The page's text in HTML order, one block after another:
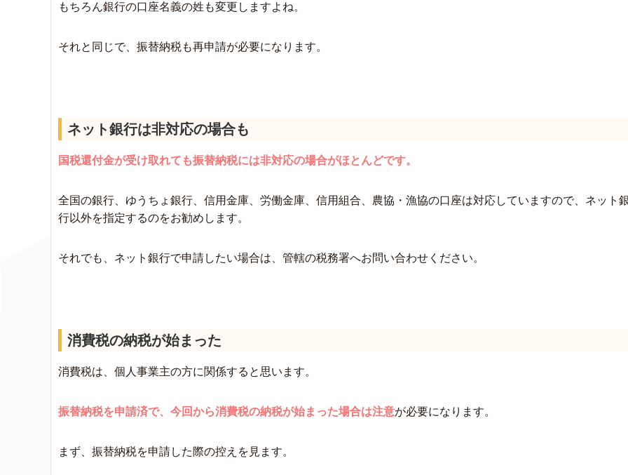
もちろん銀行の口座名義の姓も変更しますよね。
それと同じで、振替納税も再申請が必要になります。
ネット銀行は非対応の場合も
国税還付金が受け取れても振替納税には非対応の場合がほとんどです。
全国の銀行、ゆうちょ銀行、信用金庫、労働金庫、信用組合、農協・漁協の口座は対応していますので、ネット
行以外を指定するのをお勧めします。
それでも、ネット銀行で申請したい場合は、管轄の税務署へお問い合わせください。
消費税の納税が始まった
消費税は、個人事業主の方に関係すると思います。
振替納税を申請済で、今回から消費税の納税が始まった場合は注意が必要になります。
まず、振替納税を申請した際の控えを見ます。